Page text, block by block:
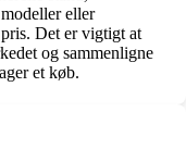
eller
Det er vigtigt at
og sammenligne
et køb.